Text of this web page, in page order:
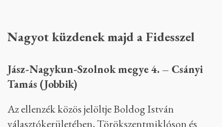
Nagyot küzdenek majd a Fidesszel
Jász-Nagykun-Szolnok megye 4. – Csányi
Tamás (Jobbik)
Az ellenzék közös jelöltje Boldog István
választókerületében, Törökszentmiklóson és